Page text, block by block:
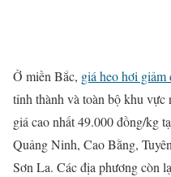
Ở miền Bắc, giá heo hơi giảm
tỉnh thành và toàn bộ khu
giá cao nhất 49.000 đồng/kg
Quảng Ninh, Cao Bằng,
Sơn La. Các địa phương còn